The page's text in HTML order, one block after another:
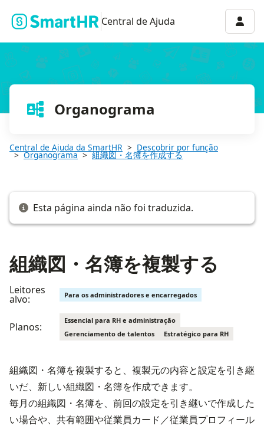
Central de Ajuda
Organograma
Central de Ajuda da SmartHR Descobrir por função
Organograma 組織図・名簿を作成する
Esta página ainda não foi traduzida.
組織図・名簿を複製する
Leitores
alvo: Para os administradores e encarregados
Planos:
Essencial para RH e administração
Gerenciamento de talentos
Estratégico para RH
組織図・名簿を複製すると、複製元の内容と設定を引き継
いだ、新しい組織図・名簿を作成できます。
毎月の組織図・名簿を、前回の設定を引き継いで作成した
い場合や、共有範囲や従業員カード／従業員プロフィール